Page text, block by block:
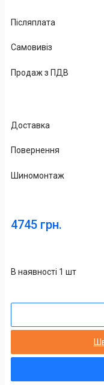
Післяплата
Самовивіз
Продаж з ПДВ
Доставка
Повернення
Шиномонтаж
4745 грн.
В наявності 1 шт